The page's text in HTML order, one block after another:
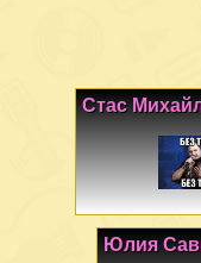
Стас
Юлия